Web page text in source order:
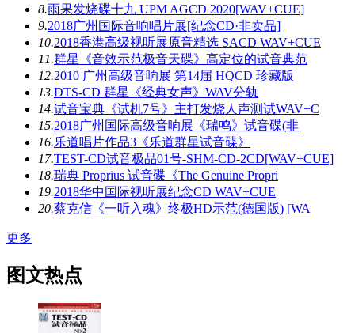
8.雨果发烧碟十九 UPM AGCD 2020[WAV+CUE]
9.2018广州国际音响唱片展[纪念CD·非卖品]
10.2018香港高级视听展原音精选 SACD WAV+CUE
11.群星《音效示范极音天碟》高定位的试音典范
12.2010 广州高级音响展 第14届 HQCD 珍藏版
13.DTS-CD 群星《经典女声》WAV分轨
14.试音宝典《试机7号》主打发烧人声测试WAV+C
15.2018广州国际高级音响展《瑞鸣》试音碟(非
16.乐道唱片作品3《乐道群星试音碟》
17.TEST-CD试音极品01号-SHM-CD-2CD[WAV+CUE]
18.瑞典 Proprius 试音碟《The Genuine Propri
19.2018华中国际视听展纪念CD WAV+CUE
20.蔡克信《一听入魂》终极HD示范(德国版) [WA
更多
图文热点